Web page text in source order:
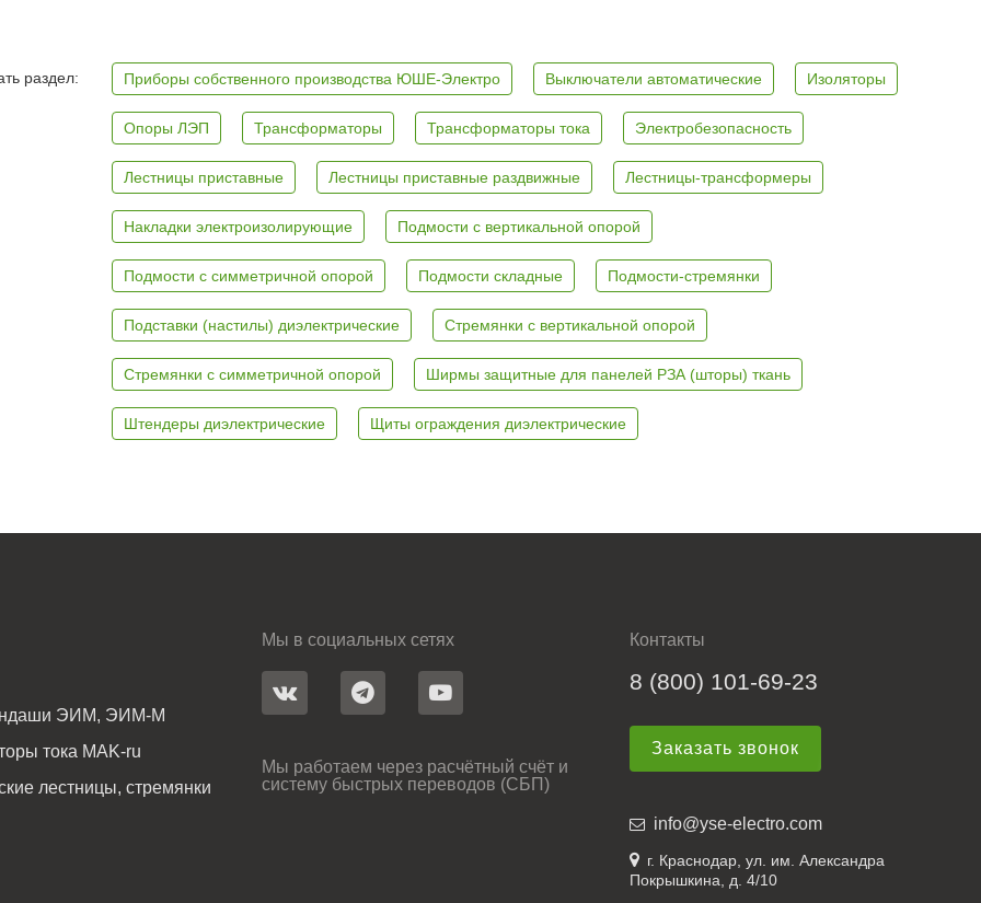
раздел: Приборы собственного производства ЮШЕ-Электро Выключатели автоматические Изоляторы
Опоры ЛЭП Трансформаторы Трансформаторы тока Электробезопасность
Лестницы приставные Лестницы приставные раздвижные Лестницы-трансформеры
Накладки электроизолирующие Подмости с вертикальной опорой
Подмости с симметричной опорой Подмости складные Подмости-стремянки
Подставки (настилы) диэлектрические Стремянки с вертикальной опорой
Стремянки с симметричной опорой Ширмы защитные для панелей РЗА (шторы) ткань
Штендеры диэлектрические Щиты ограждения диэлектрические
ЭИМ, ЭИМ-М
тока MAK-ru
лестницы, стремянки
Мы в социальных сетях
Мы работаем через расчётный счёт и
систему быстрых переводов (СБП)
Контакты
8 (800) 101-69-23
Заказать звонок
info@yse-electro.com
г. Краснодар, ул. им. Александра
Покрышкина, д. 4/10